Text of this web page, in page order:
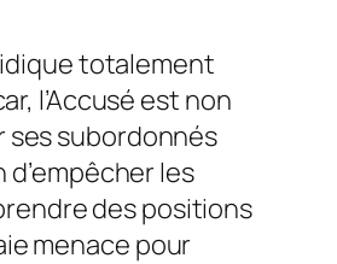
totalement
l’Accusé est non
ses subordonnés
les
des positions
menace pour